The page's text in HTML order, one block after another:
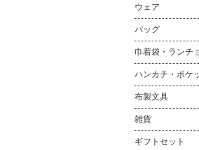
ウェア
バッグ
巾着袋・ランチ
ハンカチ・ポケ
布製文具
雑貨
ギフトセット